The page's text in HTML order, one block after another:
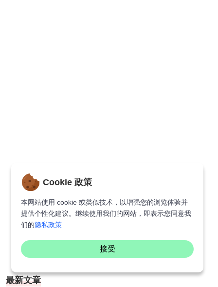
最新文章
Cookie 政策
本网站使用 cookie 或类似技术，以增强您的浏览体验并
提供个性化建议。继续使用我们的网站，即表示您同意我
们的隐私政策
接受